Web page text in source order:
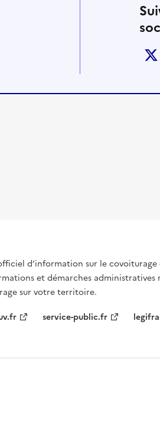
-
d’information sur le
et démarches administratives
sur votre territoire.
service-public.fr